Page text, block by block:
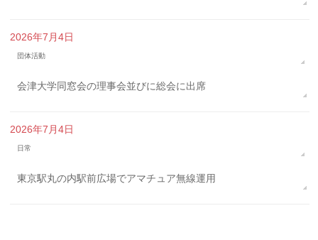
2026年7月4日
団体活動
会津大学同窓会の理事会並びに総会に出席
2026年7月4日
日常
東京駅丸の内駅前広場でアマチュア無線運用